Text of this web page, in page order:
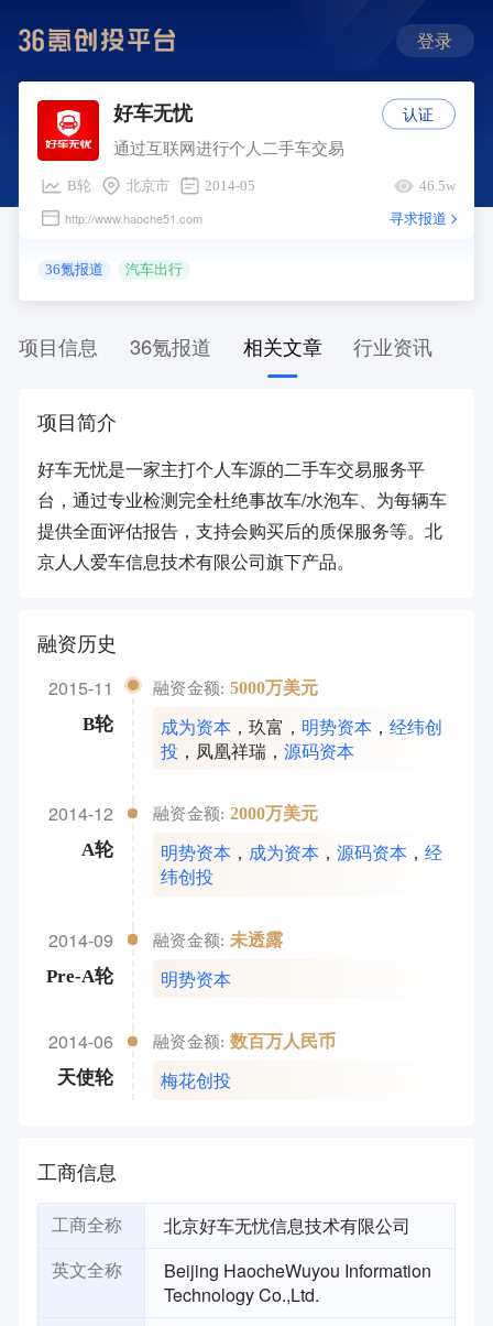
登录
好车无忧
通过互联网进行个人二手车交易
B轮 北京市 2014-05 46.5w
http://www.haoche51.com 寻求报道
36氪报道 汽车出行
认证
项目信息 36氪报道 相关文章 行业资讯
项目简介
好车无忧是一家主打个人车源的二手车交易服务平
台，通过专业检测完全杜绝事故车/水泡车、为每辆车
提供全面评估报告，支持会购买后的质保服务等。北
京人人爱车信息技术有限公司旗下产品。
融资历史
2015-11
B轮
融资金额: 5000万美元
成为资本 ，玖富 ， 明势资本 ，经纬创
投 ， 凤凰祥瑞 ，源码资本
2014-12
A轮
融资金额: 2000万美元
明势资本 ， 成为资本 ，源码资本 ，经
纬创投
2014-09
Pre-A轮
融资金额: 未透露
明势资本
2014-06
天使轮
融资金额: 数百万人民币
梅花创投
工商信息
工商全称 北京好车无忧信息技术有限公司
英文全称
Beijing HaocheWuyou Information
Technology Co.,Ltd.